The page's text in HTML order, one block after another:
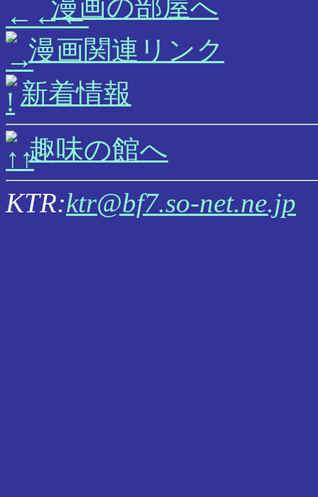
漫画の部屋へ
漫画関連リンク
新着情報
趣味の館へ
KTR:ktr@bf7.so-net.ne.jp